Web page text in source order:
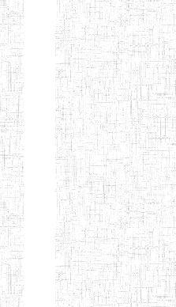
GAROUA
ENBIEG DE
GAROUA
ENIEG DE
PITOA
ENIEG DE
TCHOLLIRE
ENIEG DE POLI
ENIEG DE